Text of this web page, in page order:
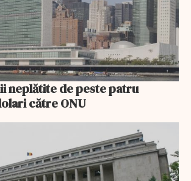
neplătite de peste patru
către ONU